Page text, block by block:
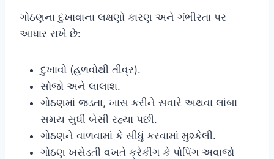
ગોઠણના દુખાવાના લક્ષણો કારણ અને ગંભીરતા પર
આધાર રાખે છે:
દુખાવો (હળવોથી તીવ્ર).
સોજો અને લાલાશ.
ગોઠણમાં જડતા, ખાસ કરીને સવારે અથવા લાંબા
સમય સુધી બેસી રહ્યા પછી.
ગોઠણને વાળવામાં કે સીધું કરવામાં મુશ્કેલી.
ગોઠણ ખસેડતી વખતે ક્રેકીંગ કે પોપિંગ અવાજો